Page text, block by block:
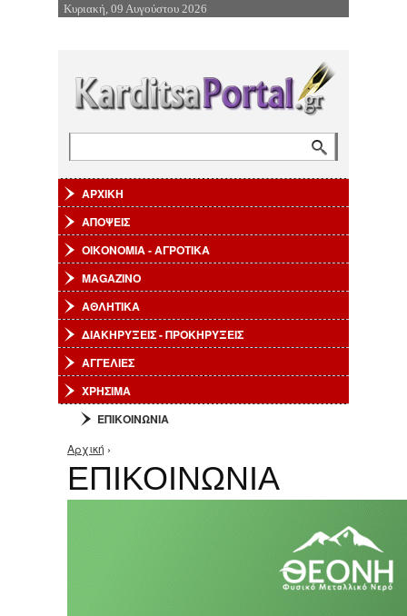
Επιστροφή στην Πλοήγηση
Κυριακή, 09 Αυγούστου 2026
ΑΡΧΙΚΗ
ΑΠΟΨΕΙΣ
ΟΙΚΟΝΟΜΙΑ - ΑΓΡΟΤΙΚΑ
MAGAZINO
ΑΘΛΗΤΙΚΑ
ΔΙΑΚΗΡΥΞΕΙΣ - ΠΡΟΚΗΡΥΞΕΙΣ
ΑΓΓΕΛΙΕΣ
ΧΡΗΣΙΜΑ
ΕΠΙΚΟΙΝΩΝΙΑ
Είστε εδώ
Αρχική ›
ΕΠΙΚΟΙΝΩΝΙΑ